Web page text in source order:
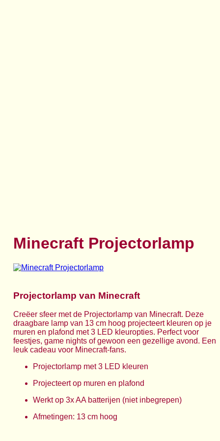
Minecraft Projectorlamp
Projectorlamp van Minecraft
Creëer sfeer met de Projectorlamp van Minecraft. Deze
draagbare lamp van 13 cm hoog projecteert kleuren op je
muren en plafond met 3 LED kleuropties. Perfect voor
feestjes, game nights of gewoon een gezellige avond. Een
leuk cadeau voor Minecraft-fans.
Projectorlamp met 3 LED kleuren
Projecteert op muren en plafond
Werkt op 3x AA batterijen (niet inbegrepen)
Afmetingen: 13 cm hoog